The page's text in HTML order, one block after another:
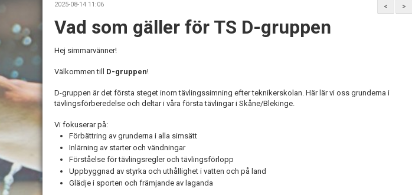
>
<
2025-08-14 11:06
Vad som gäller för TS D-gruppen
Hej simmarvänner!
Välkommen till D-gruppen!
D-gruppen är det första steget inom tävlingssimning efter teknikerskolan. Här lär vi oss grunderna i
tävlingsförberedelse och deltar i våra första tävlingar i Skåne/Blekinge.
Vi fokuserar på:
Förbättring av grunderna i alla simsätt
Inlärning av starter och vändningar
Förståelse för tävlingsregler och tävlingsförlopp
Uppbyggnad av styrka och uthållighet i vatten och på land
Glädje i sporten och främjande av laganda